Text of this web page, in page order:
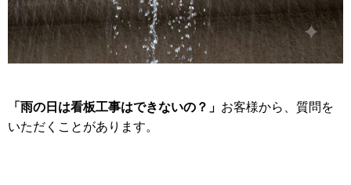
「雨の日は看板工事はできないの？」 お客様から、質問を
いただくことがあります。